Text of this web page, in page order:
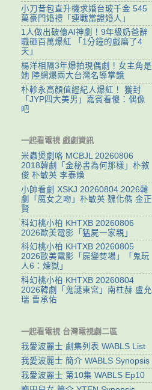
小刀昔包直升機求婚台玻千金 545
萬豪門婚禮「連戰當證婚人」
1人做出破億AI神劇！9年級奶爸辭
職砸百萬爆紅 「1分鐘的戲磨了4
天」
楊洋相隔3年爆拍現偶劇！女主角是
她 陸網爆兩大台灣名導掌鏡
朴軫永高顏值經紀人爆紅！ 獲封
「JYP四大美男」嘉賓看傻：偶像
吧
一起看電視 戲劇資訊
米蟲煲劇咯 MCBJL 20260806
2018韓劇「金秘書為何那樣」朴敘
俊 朴敏英 李泰煥
小帥看劇 XSKJ 20260804 2026韓
劇「魔女之吻」朴敏英 魏化儁 金正
賢
科幻桃小柏 KHTXB 20260806
2026歐美電影「猛屍一家親」
科幻桃小柏 KHTXB 20260805
2026歐美電影「屍變焚場」「鬼玩
人6：煉獄」
科幻桃小柏 KHTXB 20260804
2026韓劇「鬼謎東宮」南柱赫 盧允
瑞 曹承佑
一起看電視 台灣電視劇二區
我愛波麗士 劇集列表 WABLS List
我愛波麗士 簡介 WABLS Synopsis
我愛波麗士 第10集 WABLS Ep10